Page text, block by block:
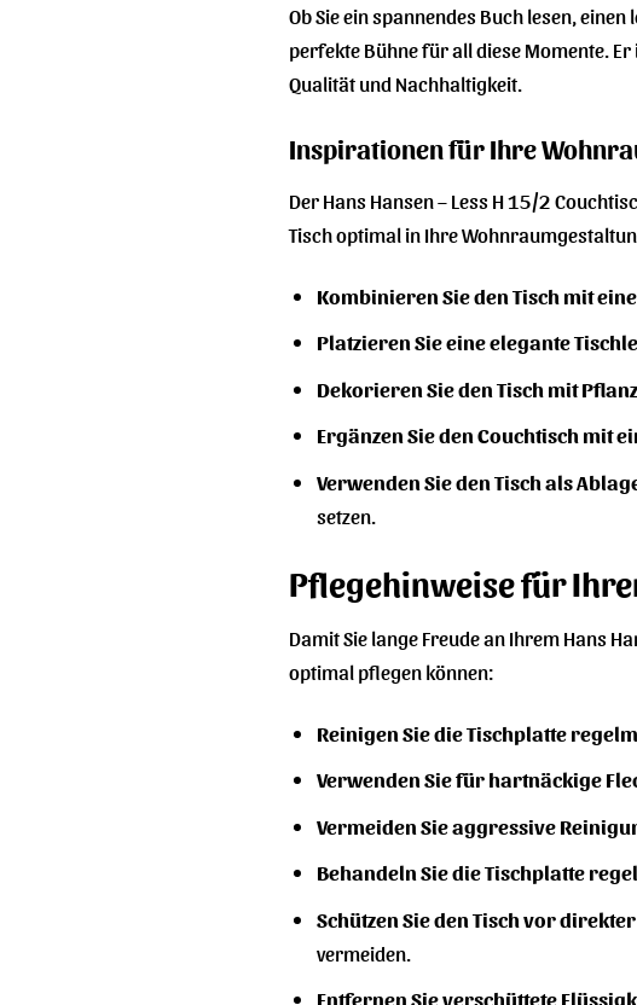
Ob Sie ein spannendes Buch lesen,
perfekte Bühne für all diese Momente.
Qualität und Nachhaltigkeit.
Inspirationen für Ihre
Der Hans Hansen – Less H 15/2
Tisch optimal in Ihre
Kombinieren Sie den Tisch mit
Platzieren Sie eine elegante
Dekorieren Sie den Tisch mit
Ergänzen Sie den Couchtisch mit
Verwenden Sie den Tisch als
setzen.
Pflegehinweise für
Damit Sie lange Freude an Ihrem Hans
optimal pflegen können:
Reinigen Sie die Tischplatte
Verwenden Sie für hartnäckige
Vermeiden Sie aggressive
Behandeln Sie die Tischplatte
Schützen Sie den Tisch vor
vermeiden.
Entfernen Sie verschüttete